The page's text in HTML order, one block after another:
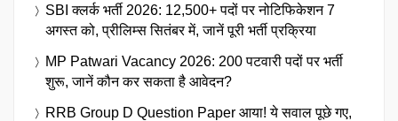
SBI क्लर्क भर्ती 2026: 12,500+ पदों पर नोटिफिकेशन 7
अगस्त को, प्रीलिम्स सितंबर में, जानें पूरी भर्ती प्रक्रिया
MP Patwari Vacancy 2026: 200 पटवारी पदों पर भर्ती
शुरू, जानें कौन कर सकता है आवेदन?
RRB Group D Question Paper आया! ये सवाल पूछे गए,